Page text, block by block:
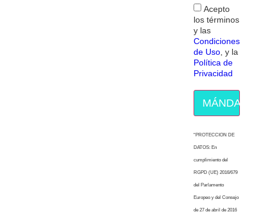
Acepto
los términos
y las
Condiciones
de Uso, y la
Política de
Privacidad
MÁNDAME
“PROTECCION DE
DATOS: En
cumplimiento del
RGPD (UE) 2016/679
del Parlamento
Europeo y del Consejo
de 27 de abril de 2016